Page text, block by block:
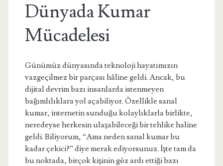
Dünyada Kumar
Mücadelesi
Günümüz dünyasında teknoloji hayatımızın
vazgeçilmez bir parçası hâline geldi. Ancak, bu
dijital devrim bazı insanlarda istenmeyen
bağımlılıklara yol açabiliyor. Özellikle sanal
kumar, internetin sunduğu kolaylıklarla birlikte,
neredeyse herkesin ulaşabileceği bir tehlike haline
geldi. Biliyorum, “Ama neden sanal kumar bu
kadar çekici?” diye merak ediyorsunuz. İşte tam da
bu noktada, birçok kişinin göz ardı ettiği bazı